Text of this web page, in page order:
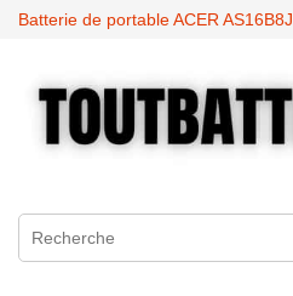
Batterie de portable ACER AS16B8J